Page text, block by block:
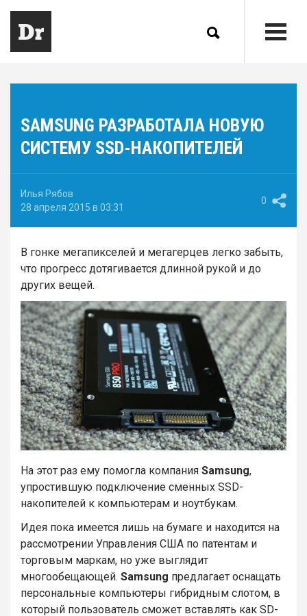
SAMSUNG РАЗРАБОТАЛА НОВУЮ
СИСТЕМУ SSD-НАКОПИТЕЛЕЙ
Илья Рябов
28 апреля 2015 в 03:31
0
В гонке мегапикселей и мегагерцев легко забыть,
что прогресс дотягивается длинной рукой и до
других вещей.
На этот раз ему помогла компания Samsung,
упростившую подключение сменных SSD-
накопителей к компьютерам и ноутбукам.
Идея пока имеется лишь на бумаге и находится на
рассмотрении Управления США по патентам и
торговым маркам, но уже выглядит
многообещающей. Samsung предлагает оснащать
персональные компьютеры гибридным слотом, в
который пользователь сможет вставлять как SD-